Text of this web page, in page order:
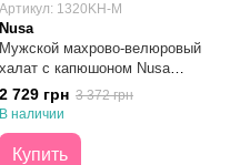
Артикул: 1320KH-M
Nusa
Мужской махрово-велюровый
халат с капюшоном Nusa
Бамбук/Хлопок Кофейный M
2 729 грн 3 372 грн
В наличии
Купить